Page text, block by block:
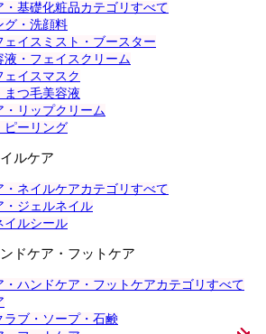
・基礎化粧品カテゴリすべて
グ・洗顔料
ェイスミスト・ブースター
液・フェイスクリーム
ェイスマスク
まつ毛美容液
・リップクリーム
ピーリング
ルケア
・ネイルケアカテゴリすべて
・ジェルネイル
イルシール
ドケア・フットケア
・ハンドケア・フットケアカテゴリすべて
ラブ・ソープ・石鹸